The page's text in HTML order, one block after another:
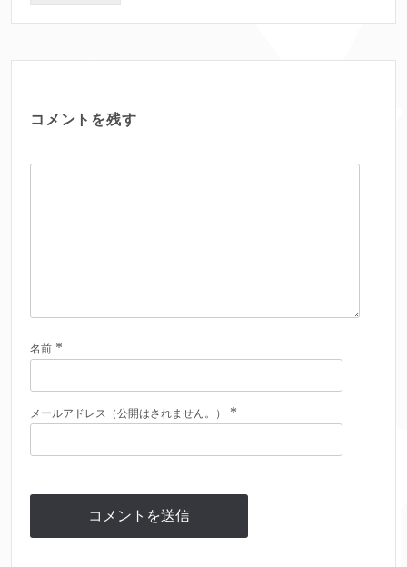
コメントを残す
名前 *
メールアドレス（公開はされません。） *